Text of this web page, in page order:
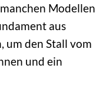
Modellen
aus
um den Stall vom
und ein